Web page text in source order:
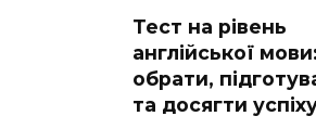
Тест на рівень
англійської
обрати,
та досягти